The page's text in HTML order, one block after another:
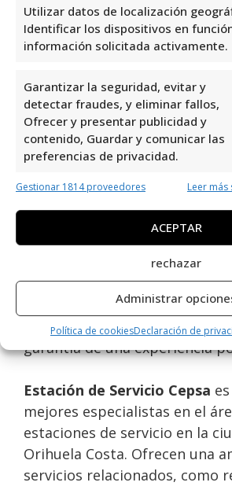
Utilizar datos de localización
Identificar los dispositivos en
información solicitada activamente.
Garantizar la seguridad, evitar y
detectar fraudes, y eliminar fallos,
Ofrecer y presentar publicidad y
contenido, Guardar y comunicar las
preferencias de privacidad.
Gestionar 1814 proveedores Leer
ACEPTAR
rechazar
Administrar
Política de cookiesDeclaración de
Opiniones y
Servicio
La Estación de Servicio Cepsa
Campoamor es altamente
su excelente servicio y
ubicación en la N-332. Con
4,0 basada en 238 reseñas, es
los clientes están satisfechos
experiencia. Como profesional
Estaciones de Servicio,
calidad y eficiencia de este
son notables. ¡Visitar esta
garantía de una experiencia
Estación de Servicio Cepsa
mejores especialistas en el
estaciones de servicio en la
Orihuela Costa. Ofrecen una
servicios relacionados, como